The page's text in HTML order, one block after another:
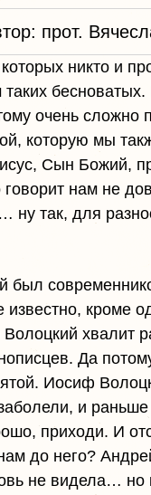
прот.
никто и
очень сложно
которую мы
Сын Божий,
нам не
ну так, для
был
кроме
хвалит
Да
Иосиф
и
приходи. И
до него?
не видела… но